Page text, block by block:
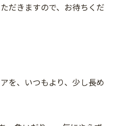
だきますので、お待ちくだ
を、いつもより、少し長め